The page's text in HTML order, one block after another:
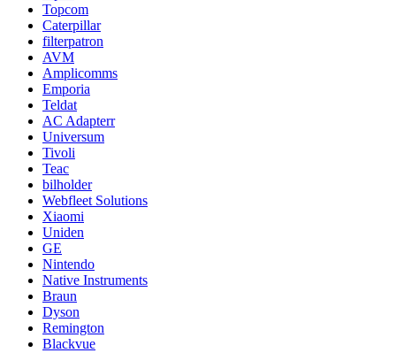
Topcom
Caterpillar
filterpatron
AVM
Amplicomms
Emporia
Teldat
AC Adapterr
Universum
Tivoli
Teac
bilholder
Webfleet Solutions
Xiaomi
Uniden
GE
Nintendo
Native Instruments
Braun
Dyson
Remington
Blackvue